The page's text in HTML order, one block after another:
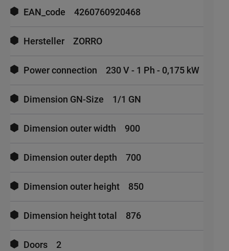
EAN_code 4260760920468
Hersteller ZORRO
Power connection 230 V - 1 Ph - 0,175 kW
Dimension GN-Size 1/1 GN
Dimension outer width 900
Dimension outer depth 700
Dimension outer height 850
Dimension height total 876
Doors 2